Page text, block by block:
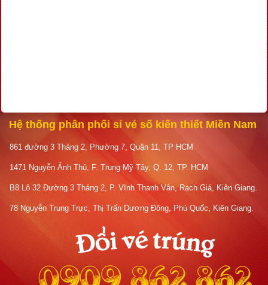
Hệ thống phân phối sỉ vé số kiến thiết Miền Nam
861 đường 3 Tháng 2, Phường 7, Quận 11, TP HCM
1471 Nguyễn Ảnh Thủ, F. Trung Mỹ Tây, Q. 12, TP. HCM
B8 Lô 32 Đường 3 Tháng 2, P. Vĩnh Thanh Vân, Rạch Giá, Kiên Giang.
78 Nguyễn Trung Trực, Thị Trấn Dương Đông, Phú Quốc, Kiên Giang.